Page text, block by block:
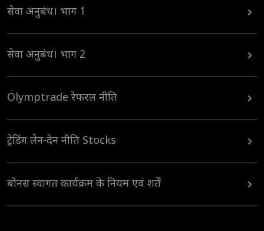
सेवा अनुबंध। भाग 1
सेवा अनुबंध। भाग 2
Olymptrade रेफरल नीति
ट्रेडिंग लेन-देन नीति Stocks
बोनस स्वागत कार्यक्रम के नियम एवं शर्तें